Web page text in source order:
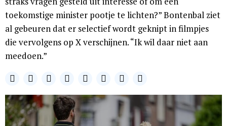
toekomstige minister pootje te lichten?” Bontenbal ziet
al gebeuren dat er selectief wordt geknipt in filmpjes
die vervolgens op X verschijnen. “Ik wil daar niet aan
meedoen.”